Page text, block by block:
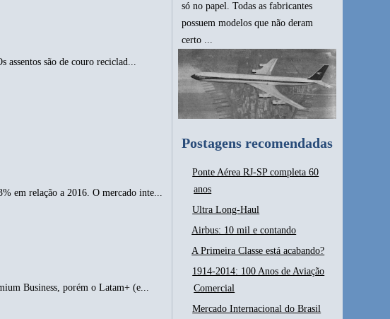
assentos são de couro reciclad...
em relação a 2016. O mercado inte...
Business, porém o Latam+ (e...
só no papel. Todas as fabricantes
possuem modelos que não deram
certo ...
Postagens recomendadas
Ponte Aérea RJ-SP completa 60
anos
Ultra Long-Haul
Airbus: 10 mil e contando
A Primeira Classe está acabando?
1914-2014: 100 Anos de Aviação
Comercial
Mercado Internacional do Brasil